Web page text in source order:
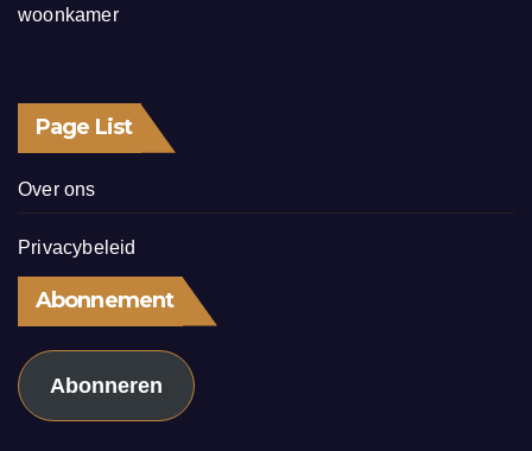
woonkamer
Page List
Over ons
Privacybeleid
Abonnement
Abonneren